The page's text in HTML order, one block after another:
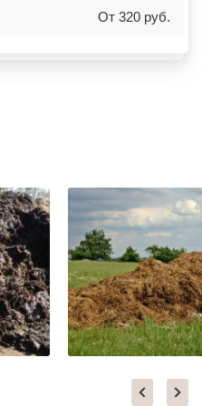
МИНЕРАЛЬНЫЕ ВОДЫ
ЧАПАЕВСК
АЛЕКСИН
БЕЛОРЕЧЕНСК
БОЛЬШОЙ КАМЕНЬ
КИРЖАЧ
ПРИОЗЕРСК
САЛЬСК
ТОБОЛЬСК
ВОТКИНСК
КИЗЛЯР
БЕРДСК
НЕФТЕЮГАНСК
От 320 руб.